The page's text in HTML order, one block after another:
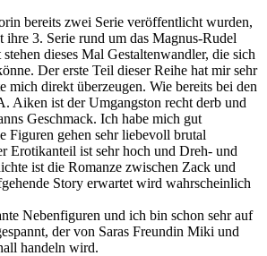
bereits zwei Serie veröffentlicht wurden,
ihre 3. Serie rund um das Magnus-Rudel
dieses Mal Gestaltenwandler, die sich
Der erste Teil dieser Reihe hat mir sehr
mich direkt überzeugen. Wie bereits bei den
Aiken ist der Umgangston recht derb und
Geschmack. Ich habe mich gut
Figuren gehen sehr liebevoll brutal
Erotikanteil ist sehr hoch und Dreh- und
ist die Romanze zwischen Zack und
Story erwartet wird wahrscheinlich
Nebenfiguren und ich bin schon sehr auf
der von Saras Freundin Miki und
handeln wird.